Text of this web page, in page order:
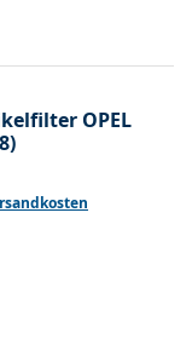
OPEL